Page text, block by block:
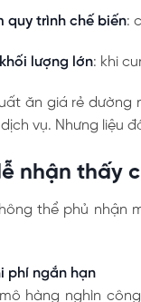
quy trình chế biến:
lượng lớn: khi
ăn giá rẻ dường
vụ. Nhưng liệu
nhận thấy
thể phủ
phí ngắn hạn
hàng nghìn